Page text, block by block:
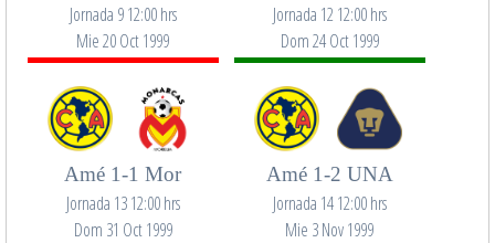
Jornada 9 12:00 hrs
Mie 20 Oct 1999
Jornada 12 12:00 hrs
Dom 24 Oct 1999
Amé 1-1 Mor
Jornada 13 12:00 hrs
Dom 31 Oct 1999
Amé 1-2 UNA
Jornada 14 12:00 hrs
Mie 3 Nov 1999